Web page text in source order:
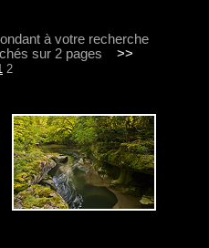
à votre recherche
sur 2 pages >>
2